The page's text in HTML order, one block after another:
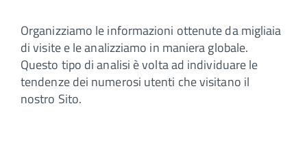
Organizziamo le informazioni ottenute da migliaia
di visite e le analizziamo in maniera globale.
Questo tipo di analisi è volta ad individuare le
tendenze dei numerosi utenti che visitano il
nostro Sito.